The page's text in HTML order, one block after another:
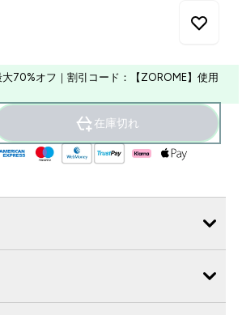
70%オフ｜割引コード：【ZOROME】使用
在庫切れ